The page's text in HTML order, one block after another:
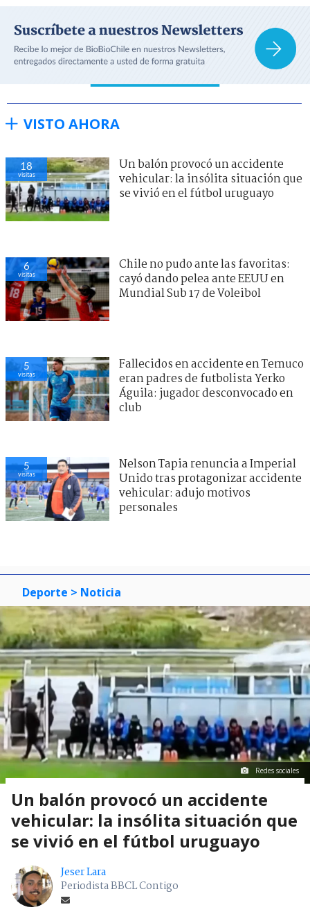
VISTO AHORA
18
visitas
Un balón provocó un accidente
vehicular: la insólita situación que
se vivió en el fútbol uruguayo
6
visitas
Chile no pudo ante las favoritas:
cayó dando pelea ante EEUU en
Mundial Sub 17 de Voleibol
5
visitas
Fallecidos en accidente en Temuco
eran padres de futbolista Yerko
Águila: jugador desconvocado en
club
5
visitas
Nelson Tapia renuncia a Imperial
Unido tras protagonizar accidente
vehicular: adujo motivos
personales
Deporte > Noticia
Redes sociales
Un balón provocó un accidente
vehicular: la insólita situación que
se vivió en el fútbol uruguayo
Jeser Lara
Periodista BBCL Contigo